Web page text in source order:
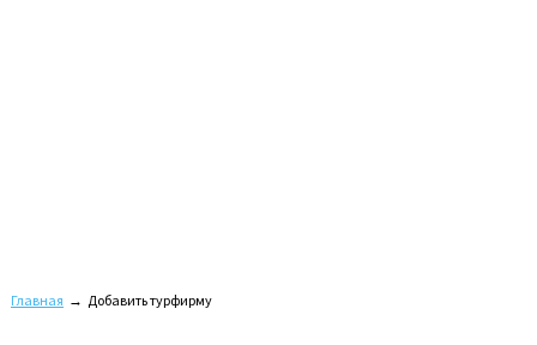
Главная → Добавить турфирму